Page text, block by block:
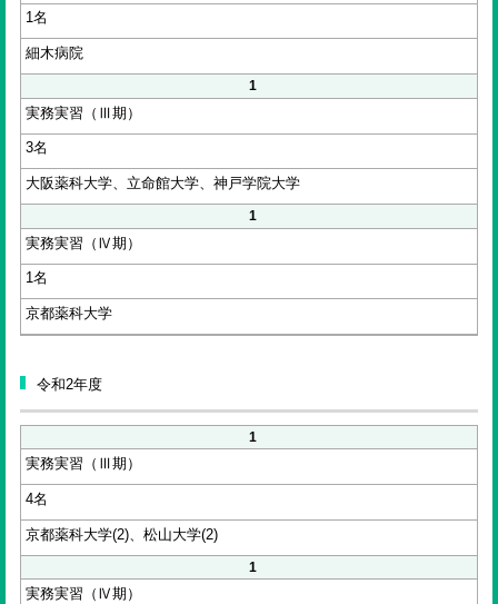
1名
細木病院
1
実務実習（Ⅲ期）
3名
大阪薬科大学、立命館大学、神戸学院大学
1
実務実習（Ⅳ期）
1名
京都薬科大学
令和2年度
1
実務実習（Ⅲ期）
4名
京都薬科大学(2)、松山大学(2)
1
実務実習（Ⅳ期）